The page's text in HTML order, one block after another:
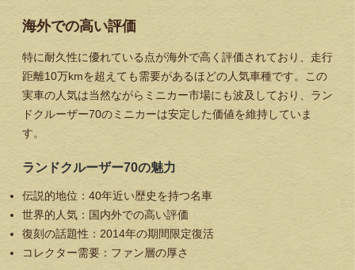
海外での高い評価
特に耐久性に優れている点が海外で高く評価されており、走行
距離10万kmを超えても需要があるほどの人気車種です。この
実車の人気は当然ながら ミニカー市場にも波及 しており、ラン
ドクルーザー70のミニカーは安定した価値を維持していま
す。
ランドクルーザー70の魅力
伝説的地位 ：40年近い歴史を持つ名車
世界的人気 ：国内外での高い評価
復刻の話題性 ：2014年の期間限定復活
コレクター需要 ：ファン層の厚さ